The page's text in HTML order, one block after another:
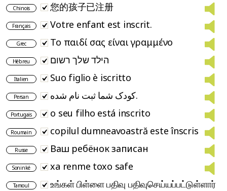
Chinois 您的孩子已注册
Français Votre enfant est inscrit.
Grec Το παιδί σας είναι γραμμένο
Hébreu הילד שלך רשום
Italien Suo figlio è iscritto
Persan کودک شما ثبت نام شده.
Portugais o seu filho está inscrito
Roumain copilul dumneavoastră este înscris
Russe Ваш ребёнок записан
Soninké xa renme toxo safe
Tamoul உங்கள் பிள்ளை பதிவு பதிவுசெய்யப்பட்டுள்ளார்